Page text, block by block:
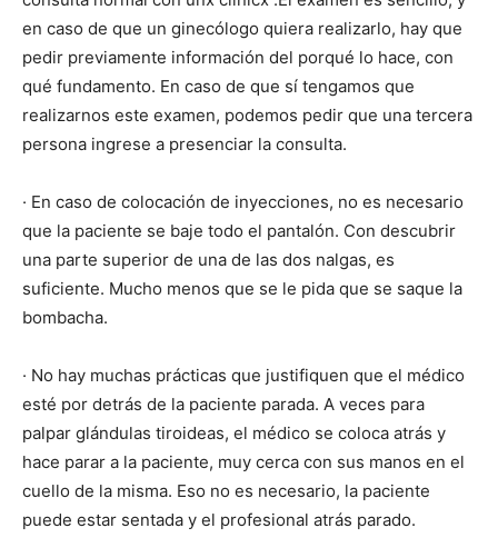
en caso de que un ginecólogo quiera realizarlo, hay que
pedir previamente información del porqué lo hace, con
qué fundamento. En caso de que sí tengamos que
realizarnos este examen, podemos pedir que una tercera
persona ingrese a presenciar la consulta.
· En caso de colocación de inyecciones, no es necesario
que la paciente se baje todo el pantalón. Con descubrir
una parte superior de una de las dos nalgas, es
suficiente. Mucho menos que se le pida que se saque la
bombacha.
· No hay muchas prácticas que justifiquen que el médico
esté por detrás de la paciente parada. A veces para
palpar glándulas tiroideas, el médico se coloca atrás y
hace parar a la paciente, muy cerca con sus manos en el
cuello de la misma. Eso no es necesario, la paciente
puede estar sentada y el profesional atrás parado.